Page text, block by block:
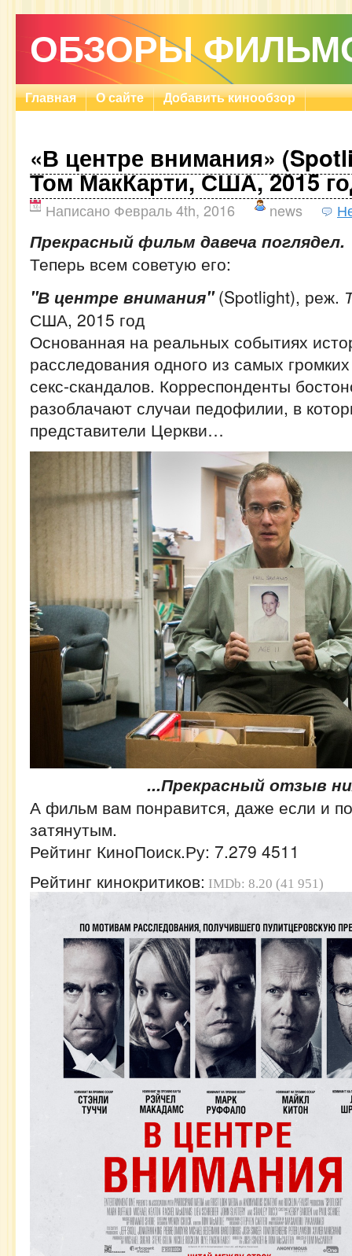
ОБЗОРЫ
Главная О сайте Добавить кинообзор
«В центре внимания»
Том МакКарти, США, 2015
Написано Февраль 4th, 2016 news
Прекрасный фильм давеча поглядел.
Теперь всем советую его:
"В центре внимания"(Spotlight), реж.
США, 2015 год
Основанная на реальных событиях
расследования одного из самых
секс-скандалов. Корреспонденты
разоблачают случаи педофилии, в
представители Церкви…
...Прекрасный отзыв
А фильм вам понравится, даже если и
затянутым.
Рейтинг КиноПоиск.Ру: 7.279 4511
Рейтинг кинокритиков: IMDb: 8.20 (41 951)